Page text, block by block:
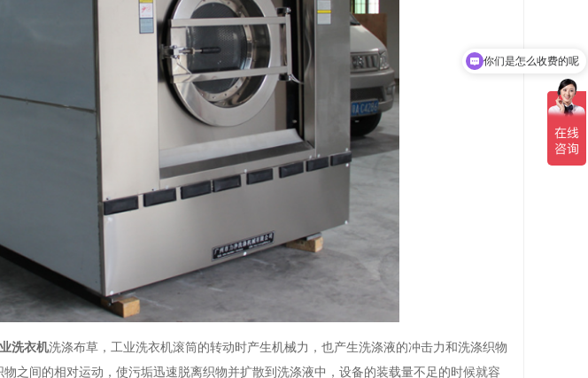
洗衣机洗涤布草，工业洗衣机滚筒的转动时产生机械力，也产生洗涤液的冲击力和洗涤织物
之间的相对运动，使污垢迅速脱离织物并扩散到洗涤液中，设备的装载量不足的时候就容
你们是怎么收费的呢